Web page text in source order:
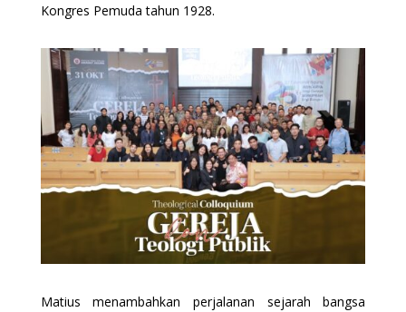
Kongres Pemuda tahun 1928.
Matius menambahkan perjalanan sejarah bangsa